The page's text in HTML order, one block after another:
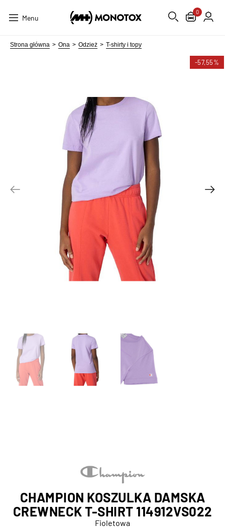
Menu
0
Strona główna Ona Odzież T-shirty i topy
-57,55%
CHAMPION KOSZULKA DAMSKA
CREWNECK T-SHIRT 114912VS022
Fioletowa